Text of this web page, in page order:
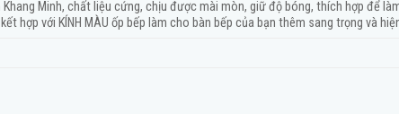
Minh, chất liệu cứng, chịu được mài mòn, giữ độ bóng, thích hợp để
hợp với KÍNH MÀU ốp bếp làm cho bàn bếp của bạn thêm sang trọng và